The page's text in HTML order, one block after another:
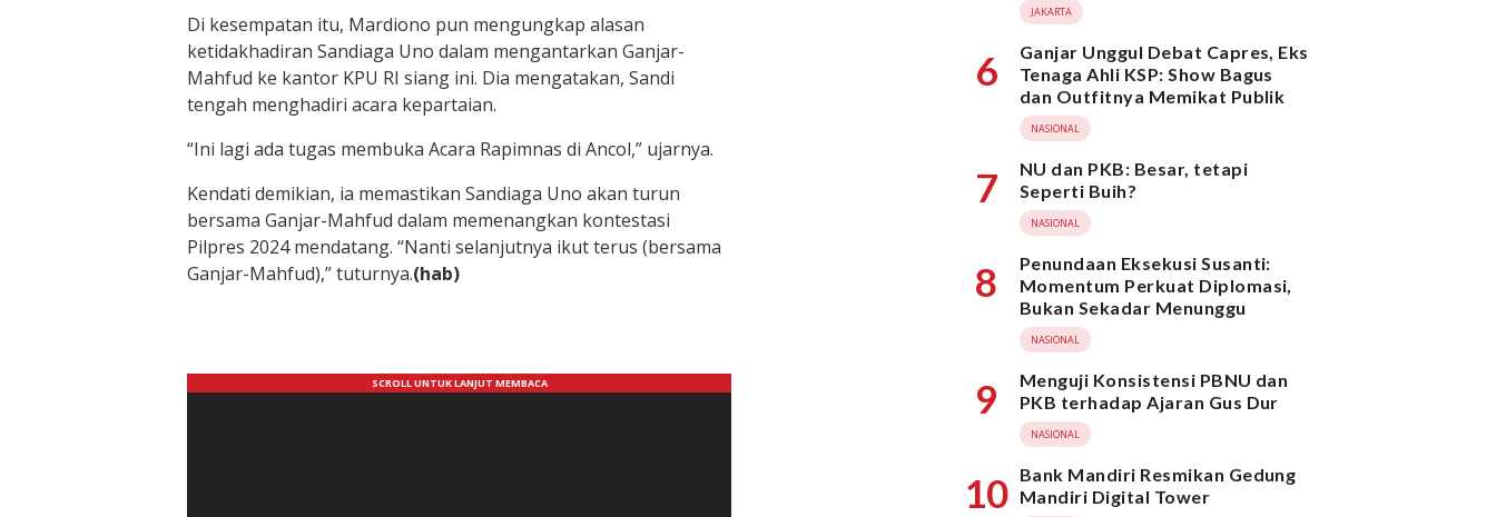
Di kesempatan itu, Mardiono pun mengungkap alasan
ketidakhadiran Sandiaga Uno dalam mengantarkan Ganjar-
Mahfud ke kantor KPU RI siang ini. Dia mengatakan, Sandi
tengah menghadiri acara kepartaian.
“Ini lagi ada tugas membuka Acara Rapimnas di Ancol,” ujarnya.
Kendati demikian, ia memastikan Sandiaga Uno akan turun
bersama Ganjar-Mahfud dalam memenangkan kontestasi
Pilpres 2024 mendatang. “Nanti selanjutnya ikut terus (bersama
Ganjar-Mahfud),” tuturnya.(hab)
JAKARTA
6
Ganjar Unggul Debat Capres, Eks
Tenaga Ahli KSP: Show Bagus
dan Outfitnya Memikat Publik
NASIONAL
7
NU dan PKB: Besar, tetapi
Seperti Buih?
NASIONAL
8
Penundaan Eksekusi Susanti:
Momentum Perkuat Diplomasi,
Bukan Sekadar Menunggu
NASIONAL
9
Menguji Konsistensi PBNU dan
PKB terhadap Ajaran Gus Dur
NASIONAL
10 Bank Mandiri Resmikan Gedung
Mandiri Digital Tower